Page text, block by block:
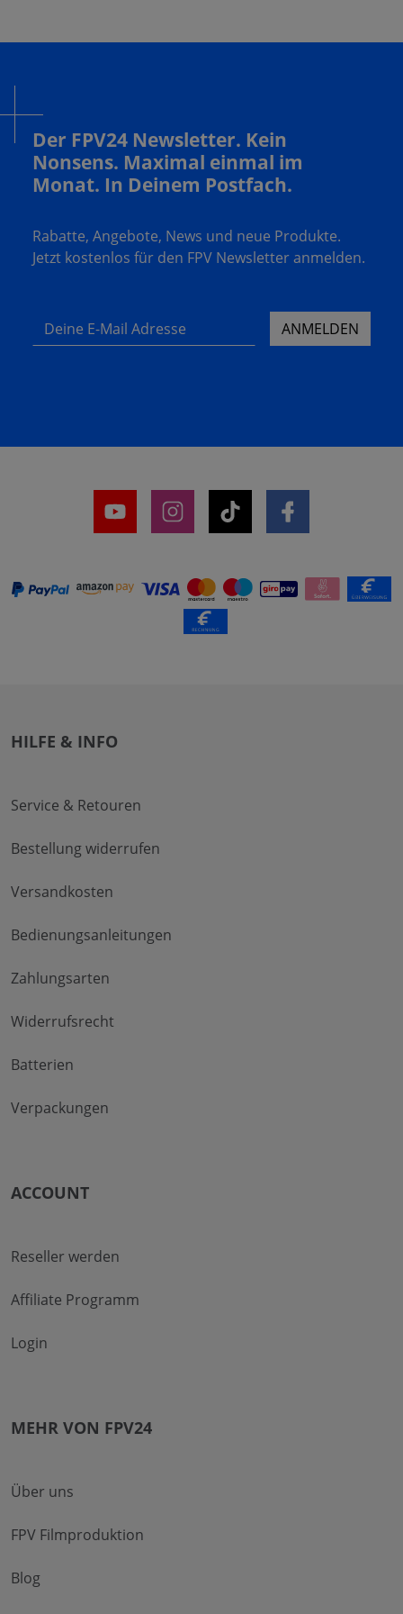
Der FPV24 Newsletter. Kein
Nonsens. Maximal einmal im
Monat. In Deinem Postfach.
Rabatte, Angebote, News und neue Produkte.
Jetzt kostenlos für den FPV Newsletter anmelden.
Deine E-Mail Adresse ANMELDEN
HILFE & INFO
Service & Retouren
Bestellung widerrufen
Versandkosten
Bedienungsanleitungen
Zahlungsarten
Widerrufsrecht
Batterien
Verpackungen
ACCOUNT
Reseller werden
Affiliate Programm
Login
MEHR VON FPV24
Über uns
FPV Filmproduktion
Blog